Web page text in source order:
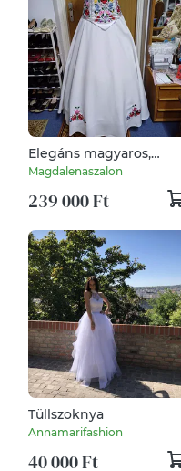
Elegáns magyaros,
kalocsai himzett
menyasszonyi, báli ruha.
Magdalenaszalon
239 000 Ft
Tüllszoknya
Annamarifashion
40 000 Ft